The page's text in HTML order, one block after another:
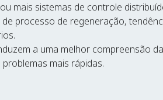
mais sistemas de controle
processo de regeneração,
a uma melhor compreensão
mais rápidas.